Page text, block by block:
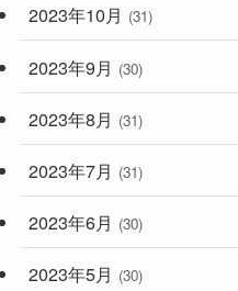
2023年10月 (31)
2023年9月 (30)
2023年8月 (31)
2023年7月 (31)
2023年6月 (30)
2023年5月 (30)